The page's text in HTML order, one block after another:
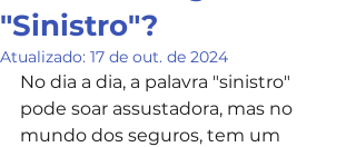
"Sinistro"?
Atualizado: 17 de out. de 2024
No dia a dia, a palavra "sinistro"
pode soar assustadora, mas no
mundo dos seguros, tem um